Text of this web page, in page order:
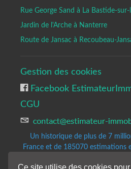
Ce site utilise des cookies
Rue George Sand à La Bastide-
Jardin de l'Arche à Nanterre
Route de Jansac à Recoubeau-
Gestion des cookies
Facebook
CGU
Un historique de plus de 7
France et de 185070estimations